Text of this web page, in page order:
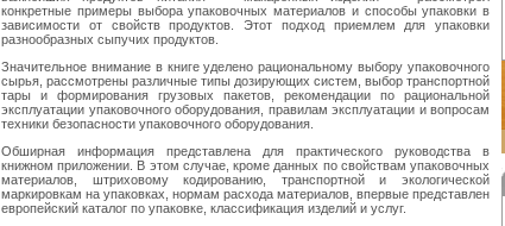
конкретные примеры выбора упаковочных материалов и способы упаковки в
зависимости от свойств продуктов. Этот подход приемлем для упаковки
разнообразных сыпучих продуктов.
Значительное внимание в книге уделено рациональному выбору упаковочного
сырья, рассмотрены различные типы дозирующих систем, выбор транспортной
тары и формирования грузовых пакетов, рекомендации по рациональной
эксплуатации упаковочного оборудования, правилам эксплуатации и вопросам
техники безопасности упаковочного оборудования.
Обширная информация представлена для практического руководства в
книжном приложении. В этом случае, кроме данных по свойствам упаковочных
материалов, штриховому кодированию, транспортной и экологической
маркировкам на упаковках, нормам расхода материалов, впервые представлен
европейский каталог по упаковке, классификация изделий и услуг.